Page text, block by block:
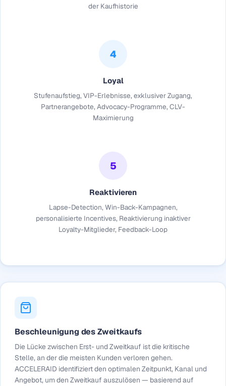
der Kaufhistorie
4
Loyal
Stufenaufstieg, VIP-Erlebnisse, exklusiver Zugang,
Partnerangebote, Advocacy-Programme, CLV-
Maximierung
5
Reaktivieren
Lapse-Detection, Win-Back-Kampagnen,
personalisierte Incentives, Reaktivierung inaktiver
Loyalty-Mitglieder, Feedback-Loop
Beschleunigung des Zweitkaufs
Die Lücke zwischen Erst- und Zweitkauf ist die kritische
Stelle, an der die meisten Kunden verloren gehen.
ACCELERAID identifiziert den optimalen Zeitpunkt, Kanal und
Angebot, um den Zweitkauf auszulösen — basierend auf